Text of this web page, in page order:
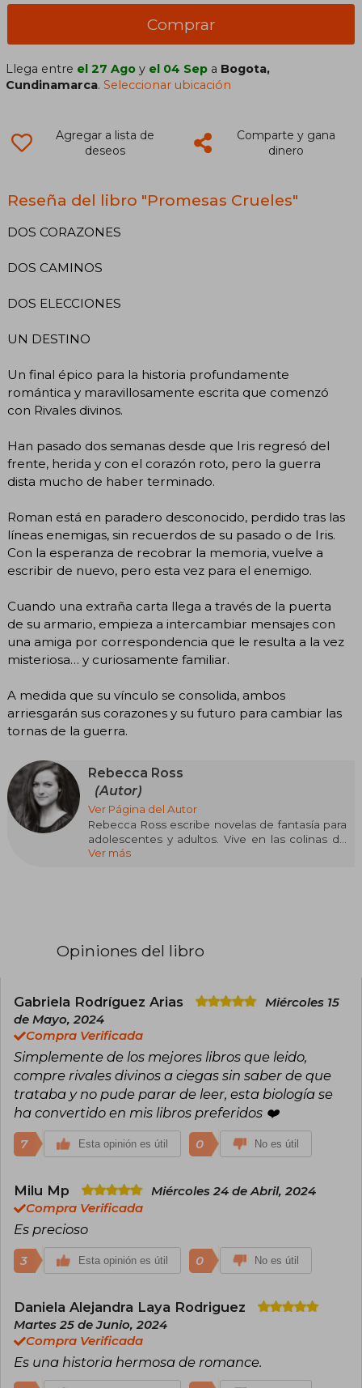
Comprar
Llega entre el 27 Ago y el 04 Sep a Bogota,
Cundinamarca.Seleccionar ubicación
Agregar a lista de
deseos
Comparte y gana
dinero
Reseña del libro "Promesas Crueles"
DOS CORAZONES
DOS CAMINOS
DOS ELECCIONES
UN DESTINO
Un final épico para la historia profundamente
romántica y maravillosamente escrita que comenzó
con Rivales divinos.
Han pasado dos semanas desde que Iris regresó del
frente, herida y con el corazón roto, pero la guerra
dista mucho de haber terminado.
Roman está en paradero desconocido, perdido tras las
líneas enemigas, sin recuerdos de su pasado o de Iris.
Con la esperanza de recobrar la memoria, vuelve a
escribir de nuevo, pero esta vez para el enemigo.
Cuando una extraña carta llega a través de la puerta
de su armario, empieza a intercambiar mensajes con
una amiga por correspondencia que le resulta a la vez
misteriosa… y curiosamente familiar.
A medida que su vínculo se consolida, ambos
arriesgarán sus corazones y su futuro para cambiar las
tornas de la guerra.
Rebecca Ross
(Autor)
Ver Página del Autor
Rebecca Ross escribe novelas de fantasía para
adolescentes y adultos. Vive en las colinas de
los Apalaches al noreste de Georgia con su
Ver más
Opiniones del libro
Gabriela Rodríguez Arias
Miércoles 15
de Mayo, 2024
Compra Verificada
Simplemente de los mejores libros que leido,
compre rivales divinos a ciegas sin saber de que
trataba y no pude parar de leer, esta biología se
ha convertido en mis libros preferidos ❤️
7 Esta opinión es útil 0 No es útil
Milu Mp
Miércoles 24 de Abril, 2024
Compra Verificada
Es precioso
3 Esta opinión es útil 0 No es útil
Daniela Alejandra Laya Rodriguez
Martes 25 de Junio, 2024
Compra Verificada
Es una historia hermosa de romance.